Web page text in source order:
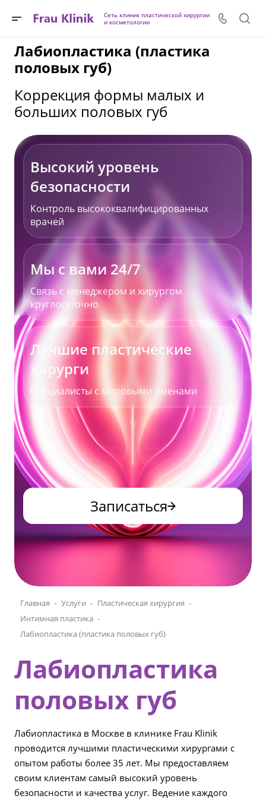
Сеть клиник пластической хирургии
и косметологии
Лабиопластика (пластика
половых губ)
Коррекция формы малых и
больших половых губ
Высокий уровень
безопасности
Контроль высококвалифицированных
врачей
Мы с вами 24/7
Связь с менеджером и хирургом
круглосуточно
Лучшие пластические
хирурги
Специалисты с мировыми именами
Записаться
Главная Услуги
Пластическая хирургия
Интимная пластика
Лабиопластика (пластика половых губ)
Лабиопластика
половых губ
Лабиопластика в Москве в клинике Frau Klinik
проводится лучшими пластическими хирургами с
опытом работы более 35 лет. Мы предоставляем
своим клиентам самый высокий уровень
безопасности и качества услуг. Ведение каждого